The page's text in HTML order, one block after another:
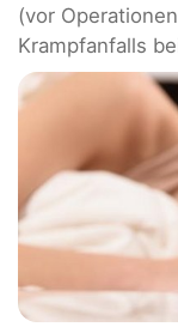
(vor
Krampfanfalls